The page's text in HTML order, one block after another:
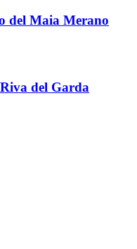
del Maia Merano
del Garda